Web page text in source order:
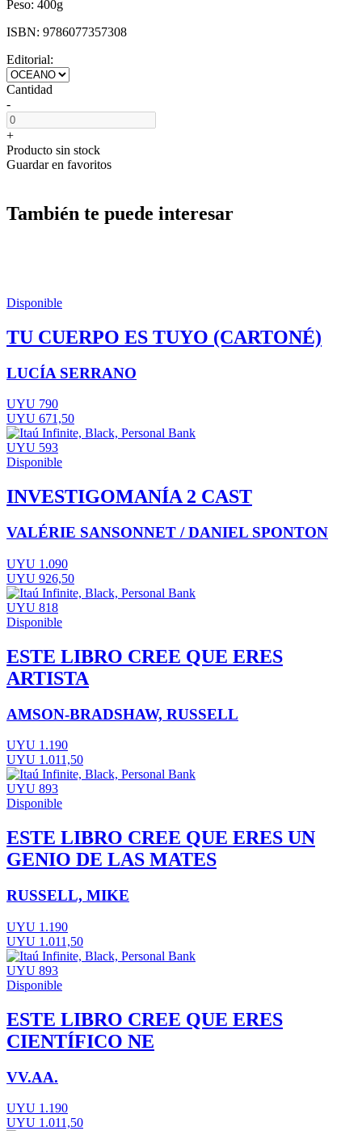
Peso: 400g
ISBN: 9786077357308
Editorial:
Cantidad
-
+
Producto sin stock
Guardar en favoritos
También te puede interesar
Disponible
TU CUERPO ES TUYO (CARTONÉ)
LUCÍA SERRANO
UYU 790
UYU 671,50
UYU 593
Disponible
INVESTIGOMANÍA 2 CAST
VALÉRIE SANSONNET / DANIEL SPONTON
UYU 1.090
UYU 926,50
UYU 818
Disponible
ESTE LIBRO CREE QUE ERES
ARTISTA
AMSON-BRADSHAW, RUSSELL
UYU 1.190
UYU 1.011,50
UYU 893
Disponible
ESTE LIBRO CREE QUE ERES UN
GENIO DE LAS MATES
RUSSELL, MIKE
UYU 1.190
UYU 1.011,50
UYU 893
Disponible
ESTE LIBRO CREE QUE ERES
CIENTÍFICO NE
VV.AA.
UYU 1.190
UYU 1.011,50